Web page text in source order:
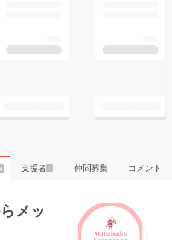
支援者 1 仲間募集 コメント
メッ